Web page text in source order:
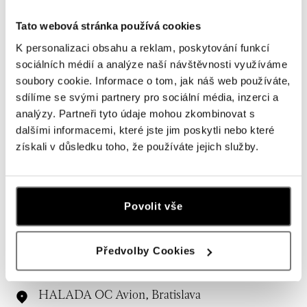
Tato webová stránka používá cookies
K personalizaci obsahu a reklam, poskytování funkcí
sociálních médií a analýze naší návštěvnosti využíváme
soubory cookie. Informace o tom, jak náš web používáte,
sdílíme se svými partnery pro sociální média, inzerci a
analýzy. Partneři tyto údaje mohou zkombinovat s
dalšími informacemi, které jste jim poskytli nebo které
získali v důsledku toho, že používáte jejich služby.
Povolit vše
Předvolby Cookies
Všetky Česko Slovensko
HALADA OC Eurovea, Bratislava
Pribinova 8, 811 09 Bratislava
tel.: +421 910 284 071
dnes otvorené do 21:00
HALADA OC Avion, Bratislava